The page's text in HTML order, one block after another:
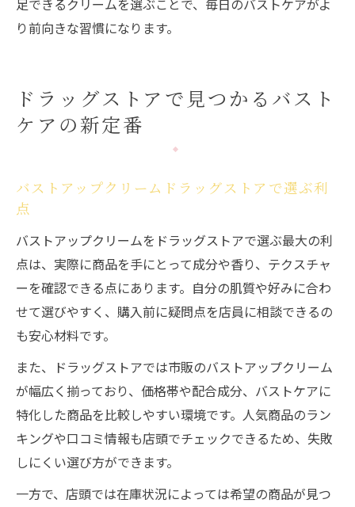
足できるクリームを選ぶことで、毎日のバストケアがよ
り前向きな習慣になります。
ドラッグストアで見つかるバスト
ケアの新定番
バストアップクリームドラッグストアで選ぶ利
点
バストアップクリームをドラッグストアで選ぶ最大の利
点は、実際に商品を手にとって成分や香り、テクスチャ
ーを確認できる点にあります。自分の肌質や好みに合わ
せて選びやすく、購入前に疑問点を店員に相談できるの
も安心材料です。
また、ドラッグストアでは市販のバストアップクリーム
が幅広く揃っており、価格帯や配合成分、バストケアに
特化した商品を比較しやすい環境です。人気商品のラン
キングや口コミ情報も店頭でチェックできるため、失敗
しにくい選び方ができます。
一方で、店頭では在庫状況によっては希望の商品が見つ